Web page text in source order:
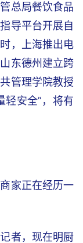
总局餐饮食品
导平台开展自
，上海推出电
东德州建立跨
管理学院教授
轻安全”，将有
家正在经历一
者，现在明厨